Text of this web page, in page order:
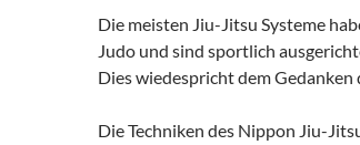
Die meisten Jiu-Jitsu Systeme
Judo und sind sportlich
Dies wiedespricht dem
Die Techniken des Nippon Jiu-